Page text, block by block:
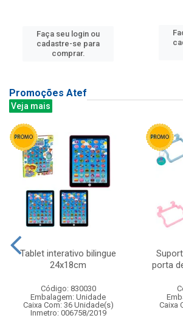
Faça seu login ou
cadastre-se para
comprar.
Promoções Atef
Veja mais
Tablet interativo bilingue
24x18cm
Código: 830030
Embalagem: Unidade
Caixa Com: 36 Unidade(s)
Inmetro: 006758/2019
porta
Caixa